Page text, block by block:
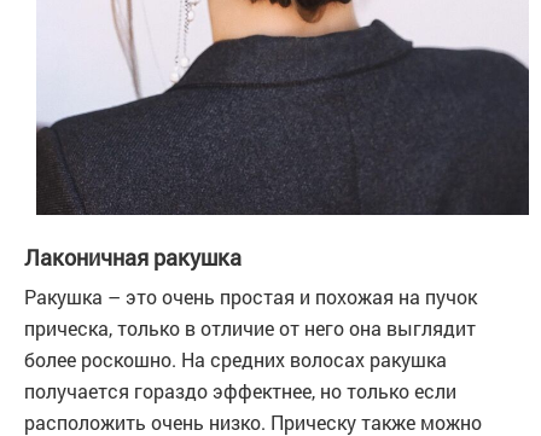
Лаконичная ракушка
Ракушка – это очень простая и похожая на пучок
прическа, только в отличие от него она выглядит
более роскошно. На средних волосах ракушка
получается гораздо эффектнее, но только если
расположить очень низко. Прическу также можно